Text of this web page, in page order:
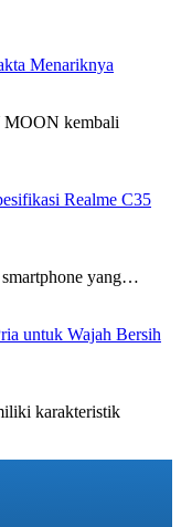
Menariknya
kembali
Realme C35
yang…
untuk Wajah Bersih
karakteristik